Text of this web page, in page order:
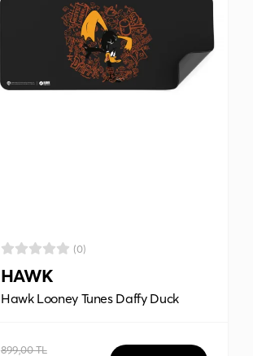
(0)
HAWK
Hawk Looney Tunes Daffy Duck
899,00 TL